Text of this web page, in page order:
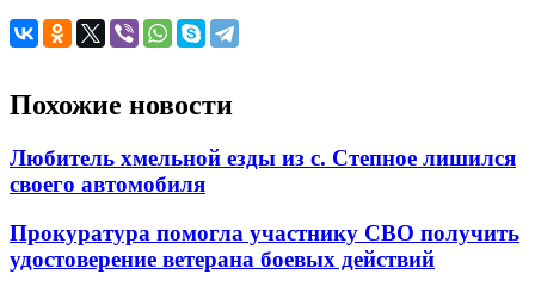
Похожие новости
Любитель хмельной езды из с. Степное лишился
своего автомобиля
Прокуратура помогла участнику СВО получить
удостоверение ветерана боевых действий